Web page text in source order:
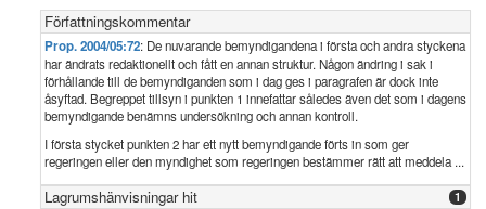
Författningskommentar
Prop. 2004/05:72: De nuvarande bemyndigandena i första och andra styckena
har ändrats redaktionellt och fått en annan struktur. Någon ändring i sak i
förhållande till de bemyndiganden som i dag ges i paragrafen är dock inte
åsyftad. Begreppet tillsyn i punkten 1 innefattar således även det som i dagens
bemyndigande benämns undersökning och annan kontroll.
I första stycket punkten 2 har ett nytt bemyndigande förts in som ger
regeringen eller den myndighet som regeringen bestämmer rätt att meddela ...
Lagrumshänvisningar hit 1